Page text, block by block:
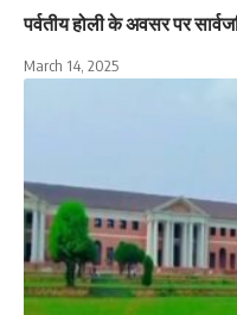
पर्वतीय होली के अवसर पर
March 14, 2025